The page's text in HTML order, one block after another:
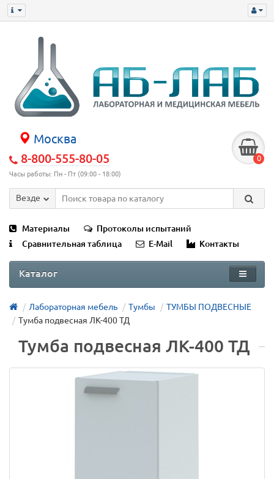
Москва
8-800-555-80-05
Часы работы: Пн - Пт (09:00 - 18:00)
0
Везде
Материалы
Протоколы испытаний
Сравнительная таблица
E-Mail Контакты
Каталог
Лабораторная мебель Тумбы
ТУМБЫ ПОДВЕСНЫЕ
Тумба подвесная ЛК-400 ТД
Тумба подвесная ЛК-400 ТД